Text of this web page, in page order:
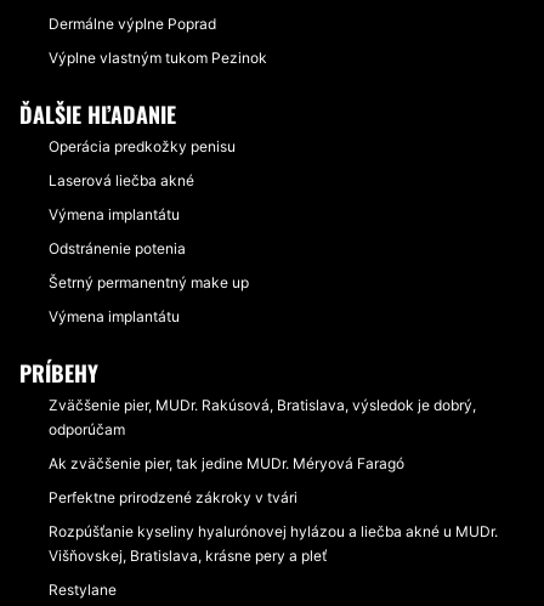
Dermálne výplne Poprad
Výplne vlastným tukom Pezinok
ĎALŠIE HĽADANIE
Operácia predkožky penisu
Laserová liečba akné
Výmena implantátu
Odstránenie potenia
Šetrný permanentný make up
Výmena implantátu
PRÍBEHY
Zväčšenie pier, MUDr. Rakúsová, Bratislava, výsledok je dobrý,
odporúčam
Ak zväčšenie pier, tak jedine MUDr. Méryová Faragó
Perfektne prirodzené zákroky v tvári
Rozpúšťanie kyseliny hyalurónovej hylázou a liečba akné u MUDr.
Višňovskej, Bratislava, krásne pery a pleť
Restylane